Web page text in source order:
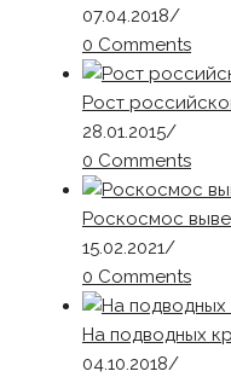
07.04.2018/
0 Comments
Рост
28.01.2015/
0 Comments
Роскосмос
15.02.2021/
0 Comments
На подводных
04.10.2018/